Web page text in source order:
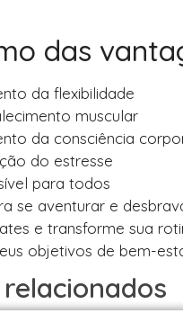
das
da flexibilidade
muscular
da consciência
do estresse
para todos
se aventurar e
e transforme sua
objetivos de bem-